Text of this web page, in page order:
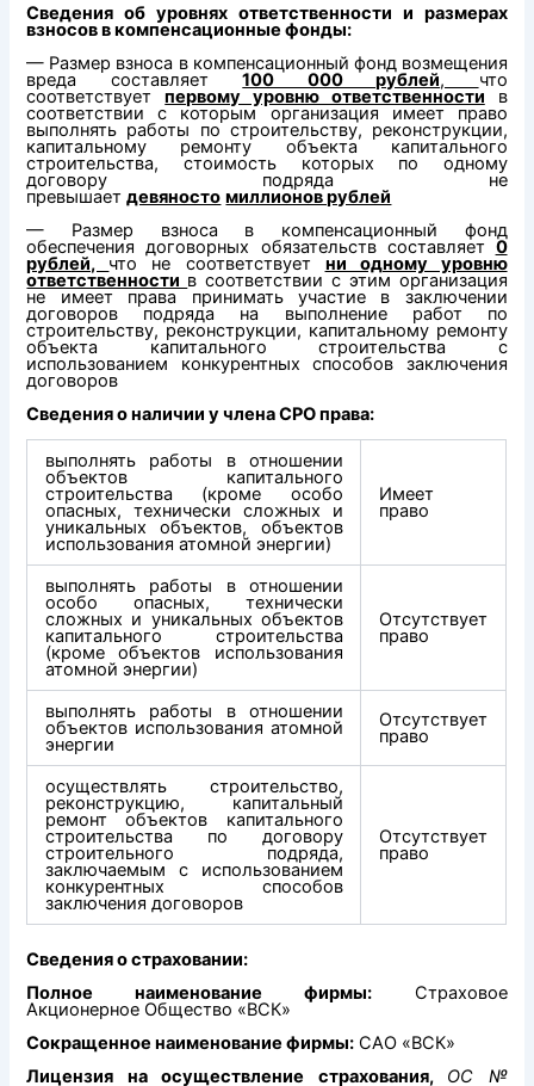
Сведения об уровнях ответственности и размерах
взносов в компенсационные фонды:
— Размер взноса в компенсационный фонд возмещения
вреда составляет100 000 рублей, что
соответствуетпервому уровню ответственности в
соответствии с которым организация имеет право
выполнять работы по строительству, реконструкции,
капитальному ремонту объекта капитального
строительства, стоимость которых по одному
договору подряда не
превышаетдевяносто миллионов рублей
— Размер взноса в компенсационный фонд
обеспечения договорных обязательств составляет 0
рублей, что не соответствует ни одному уровню
ответственности в соответствии с этим организация
не имеет права принимать участие в заключении
договоров подряда на выполнение работ по
строительству, реконструкции, капитальному ремонту
объекта капитального строительства с
использованием конкурентных способов заключения
договоров
Сведения о наличии у члена СРО права:
выполнять работы в отношении
объектов капитального
строительства (кроме особо
опасных, технически сложных и
уникальных объектов, объектов
использования атомной энергии)
Имеет
право
выполнять работы в отношении
особо опасных, технически
сложных и уникальных объектов
капитального строительства
(кроме объектов использования
атомной энергии)
Отсутствует
право
выполнять работы в отношении
объектов использования атомной
энергии
Отсутствует
право
осуществлять строительство,
реконструкцию, капитальный
ремонт объектов капитального
строительства по договору
строительного подряда,
заключаемым с использованием
конкурентных способов
заключения договоров
Отсутствует
право
Сведения о страховании:
Полное наименование фирмы:Страховое
Акционерное Общество «ВСК»
Сокращенное наименование фирмы: САО «ВСК»
Лицензия на осуществление страхования, ОС №